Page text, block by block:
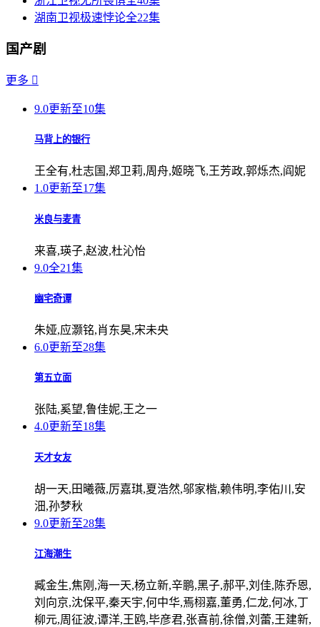
湖南卫视极速悖论全22集
国产剧
更多 
9.0更新至10集
马背上的银行
王全有,杜志国,郑卫莉,周舟,姬晓飞,王芳政,郭烁杰,阎妮
1.0更新至17集
米良与麦青
来喜,瑛子,赵波,杜沁怡
9.0全21集
幽宅奇谭
朱娅,应灏铭,肖东昊,宋未央
6.0更新至28集
第五立面
张陆,奚望,鲁佳妮,王之一
4.0更新至18集
天才女友
胡一天,田曦薇,厉嘉琪,夏浩然,邬家楷,赖伟明,李佑川,安
沺,孙梦秋
9.0更新至28集
江海潮生
臧金生,焦刚,海一天,杨立新,辛鹏,黑子,郝平,刘佳,陈乔恩,
刘向京,沈保平,秦天宇,何中华,焉栩嘉,董勇,仁龙,何冰,丁
柳元,周征波,谭洋,王鸥,毕彦君,张喜前,徐僧,刘蕾,王建新,